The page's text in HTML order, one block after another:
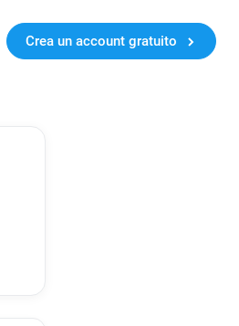
Crea un account gratuito